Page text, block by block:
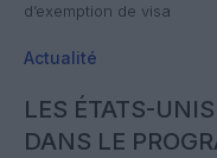
d’exemption de visa
Actualité
LES ÉTATS-
DANS LE